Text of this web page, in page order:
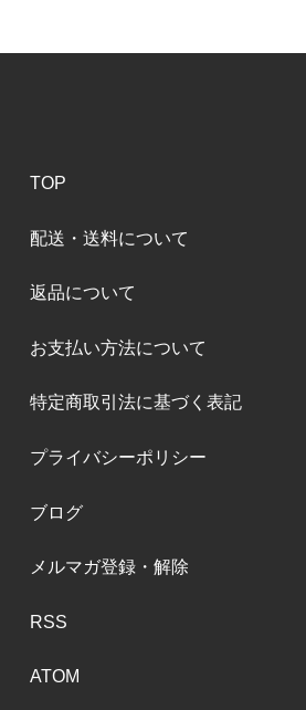
TOP
配送・送料について
返品について
お支払い方法について
特定商取引法に基づく表記
プライバシーポリシー
ブログ
メルマガ登録・解除
RSS
ATOM